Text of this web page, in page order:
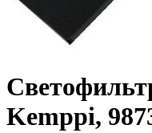
Kemppi,